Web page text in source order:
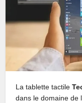
La tablette tactile
dans le domaine de